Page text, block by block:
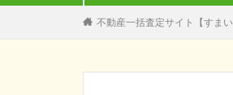
不動産一括査定サイト【すまい